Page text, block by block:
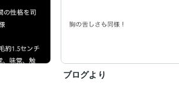
ブログより